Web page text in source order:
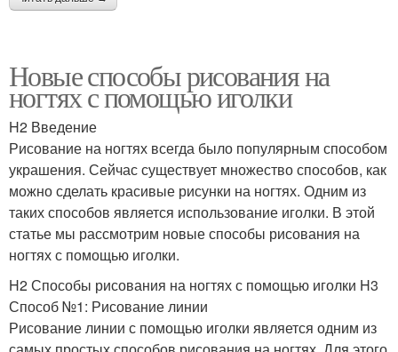
Новые способы рисования на
ногтях с помощью иголки
H2 Введение
Рисование на ногтях всегда было популярным способом
украшения. Сейчас существует множество способов, как
можно сделать красивые рисунки на ногтях. Одним из
таких способов является использование иголки. В этой
статье мы рассмотрим новые способы рисования на
ногтях с помощью иголки.
H2 Способы рисования на ногтях с помощью иголки H3
Способ №1: Рисование линии
Рисование линии с помощью иголки является одним из